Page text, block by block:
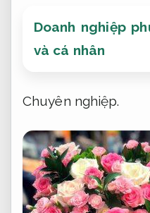
Doanh nghiệp
và cá nhân
Chuyên nghiệp.